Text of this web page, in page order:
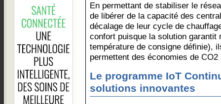
En permettant de stabiliser le
de libérer de la capacité des
décalage de leur cycle de
confort puisque la solution garantit
température de consigne définie),
permettent des économies de
Le programme IoT
solutions innovantes